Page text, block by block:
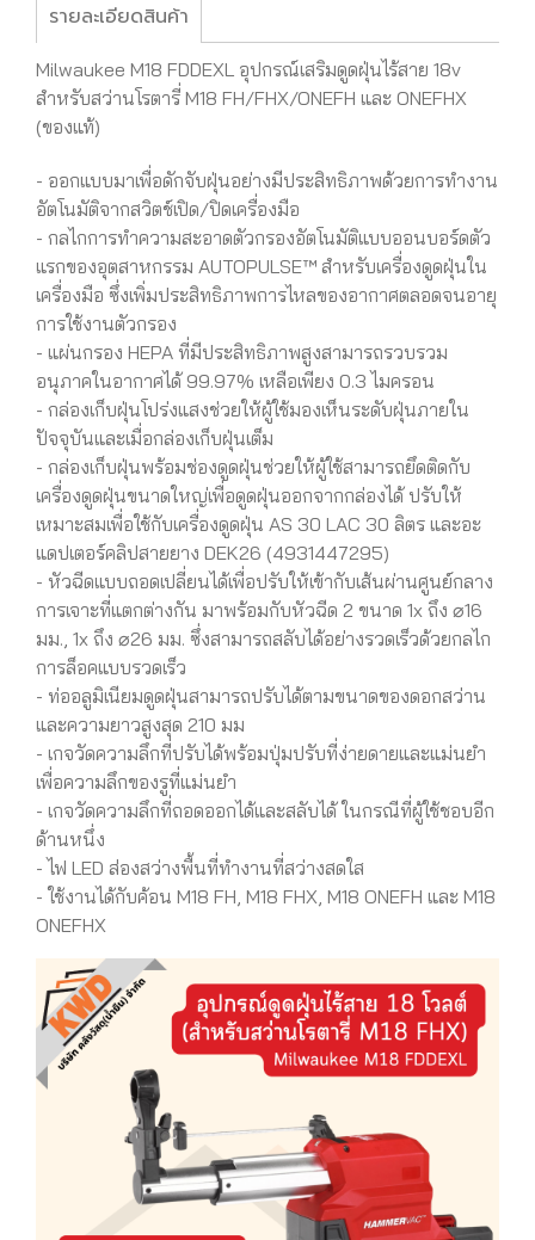
รายละเอียดสินค้า
Milwaukee M18 FDDEXL อุปกรณ์เสริมดูดฝุ่นไร้สาย 18v
สำหรับสว่านโรตารี่ M18 FH/FHX/ONEFH และ ONEFHX
(ของแท้)
- ออกแบบมาเพื่อดักจับฝุ่นอย่างมีประสิทธิภาพด้วยการทำงาน
อัตโนมัติจากสวิตช์เปิด/ปิดเครื่องมือ
- กลไกการทำความสะอาดตัวกรองอัตโนมัติแบบออนบอร์ดตัว
แรกของอุตสาหกรรม AUTOPULSE™ สำหรับเครื่องดูดฝุ่นใน
เครื่องมือ ซึ่งเพิ่มประสิทธิภาพการไหลของอากาศตลอดจนอายุ
การใช้งานตัวกรอง
- แผ่นกรอง HEPA ที่มีประสิทธิภาพสูงสามารถรวบรวม
อนุภาคในอากาศได้ 99.97% เหลือเพียง 0.3 ไมครอน
- กล่องเก็บฝุ่นโปร่งแสงช่วยให้ผู้ใช้มองเห็นระดับฝุ่นภายใน
ปัจจุบันและเมื่อกล่องเก็บฝุ่นเต็ม
- กล่องเก็บฝุ่นพร้อมช่องดูดฝุ่นช่วยให้ผู้ใช้สามารถยึดติดกับ
เครื่องดูดฝุ่นขนาดใหญ่เพื่อดูดฝุ่นออกจากกล่องได้ ปรับให้
เหมาะสมเพื่อใช้กับเครื่องดูดฝุ่น AS 30 LAC 30 ลิตร และอะ
แดปเตอร์คลิปสายยาง DEK26 (4931447295)
- หัวฉีดแบบถอดเปลี่ยนได้เพื่อปรับให้เข้ากับเส้นผ่านศูนย์กลาง
การเจาะที่แตกต่างกัน มาพร้อมกับหัวฉีด 2 ขนาด 1x ถึง ⌀16
มม., 1x ถึง ⌀26 มม. ซึ่งสามารถสลับได้อย่างรวดเร็วด้วยกลไก
การล็อคแบบรวดเร็ว
- ท่ออลูมิเนียมดูดฝุ่นสามารถปรับได้ตามขนาดของดอกสว่าน
และความยาวสูงสุด 210 มม
- เกจวัดความลึกที่ปรับได้พร้อมปุ่มปรับที่ง่ายดายและแม่นยำ
เพื่อความลึกของรูที่แม่นยำ
- เกจวัดความลึกที่ถอดออกได้และสลับได้ ในกรณีที่ผู้ใช้ชอบอีก
ด้านหนึ่ง
- ไฟ LED ส่องสว่างพื้นที่ทำงานที่สว่างสดใส
- ใช้งานได้กับค้อน M18 FH, M18 FHX, M18 ONEFH และ M18
ONEFHX